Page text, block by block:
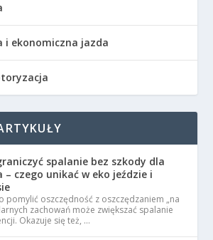
i ekonomiczna jazda
spalanie bez szkody dla
– czego unikać w eko jeździe i
pomylić oszczędność z oszczędzaniem „na
zachowań może zwiększać spalanie
Okazuje się też, …